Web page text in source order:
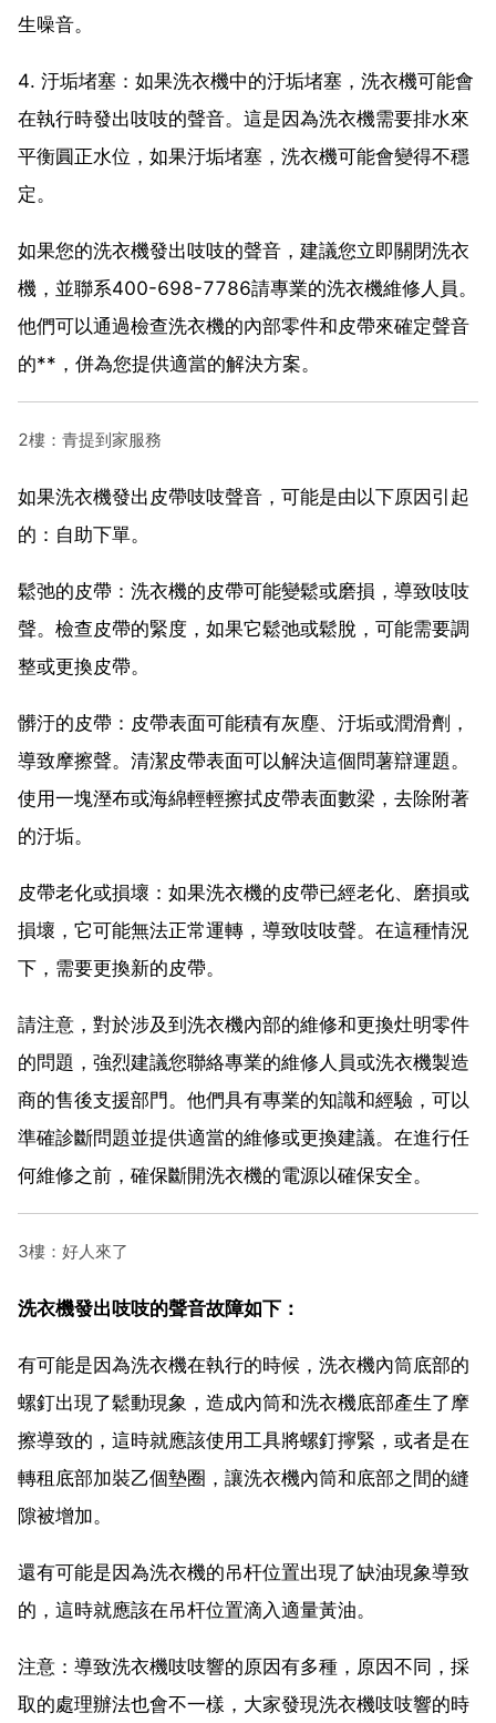
生噪音。
4. 汙垢堵塞：如果洗衣機中的汙垢堵塞，洗衣機可能會
在執行時發出吱吱的聲音。這是因為洗衣機需要排水來
平衡圓正水位，如果汙垢堵塞，洗衣機可能會變得不穩
定。
如果您的洗衣機發出吱吱的聲音，建議您立即關閉洗衣
機，並聯系400-698-7786請專業的洗衣機維修人員。
他們可以通過檢查洗衣機的內部零件和皮帶來確定聲音
的**，併為您提供適當的解決方案。
2樓：青提到家服務
如果洗衣機發出皮帶吱吱聲音，可能是由以下原因引起
的：自助下單。
鬆弛的皮帶：洗衣機的皮帶可能變鬆或磨損，導致吱吱
聲。檢查皮帶的緊度，如果它鬆弛或鬆脫，可能需要調
整或更換皮帶。
髒汙的皮帶：皮帶表面可能積有灰塵、汙垢或潤滑劑，
導致摩擦聲。清潔皮帶表面可以解決這個問薯辯運題。
使用一塊溼布或海綿輕輕擦拭皮帶表面數梁，去除附著
的汙垢。
皮帶老化或損壞：如果洗衣機的皮帶已經老化、磨損或
損壞，它可能無法正常運轉，導致吱吱聲。在這種情況
下，需要更換新的皮帶。
請注意，對於涉及到洗衣機內部的維修和更換灶明零件
的問題，強烈建議您聯絡專業的維修人員或洗衣機製造
商的售後支援部門。他們具有專業的知識和經驗，可以
準確診斷問題並提供適當的維修或更換建議。在進行任
何維修之前，確保斷開洗衣機的電源以確保安全。
3樓：好人來了
洗衣機發出吱吱的聲音故障如下：
有可能是因為洗衣機在執行的時候，洗衣機內筒底部的
螺釘出現了鬆動現象，造成內筒和洗衣機底部產生了摩
擦導致的，這時就應該使用工具將螺釘擰緊，或者是在
轉租底部加裝乙個墊圈，讓洗衣機內筒和底部之間的縫
隙被增加。
還有可能是因為洗衣機的吊杆位置出現了缺油現象導致
的，這時就應該在吊杆位置滴入適量黃油。
注意：導致洗衣機吱吱響的原因有多種，原因不同，採
取的處理辦法也會不一樣，大家發現洗衣機吱吱響的時